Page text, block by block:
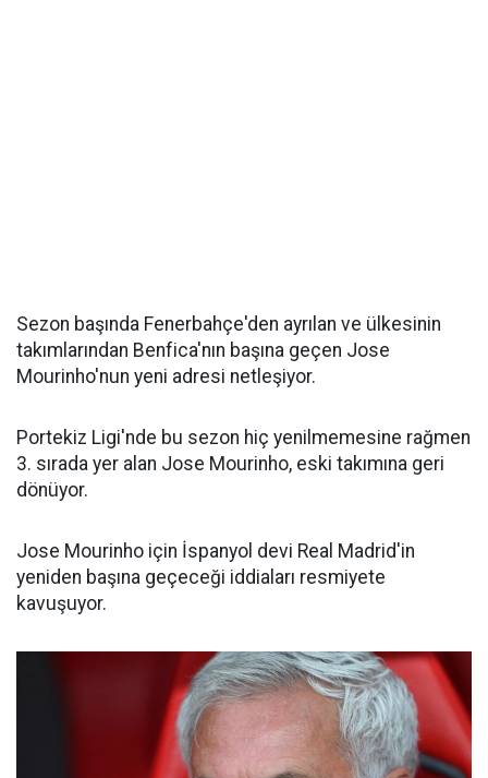
Sezon başında Fenerbahçe'den ayrılan ve ülkesinin
takımlarından Benfica'nın başına geçen Jose
Mourinho'nun yeni adresi netleşiyor.
Portekiz Ligi'nde bu sezon hiç yenilmemesine rağmen
3. sırada yer alan Jose Mourinho, eski takımına geri
dönüyor.
Jose Mourinho için İspanyol devi Real Madrid'in
yeniden başına geçeceği iddiaları resmiyete
kavuşuyor.